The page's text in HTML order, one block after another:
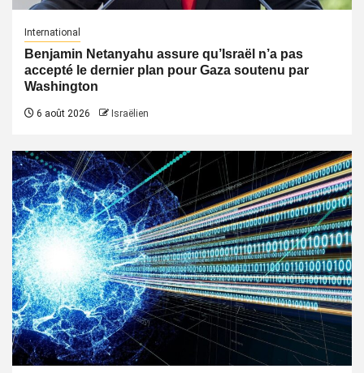
International
Benjamin Netanyahu assure qu’Israël n’a pas
accepté le dernier plan pour Gaza soutenu par
Washington
6 août 2026 Israëlien